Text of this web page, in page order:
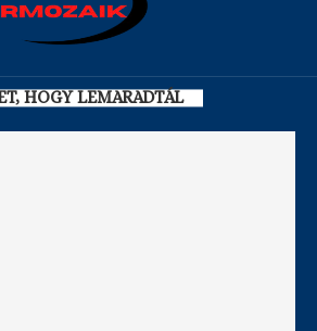
HOGY LEMARADTÁL